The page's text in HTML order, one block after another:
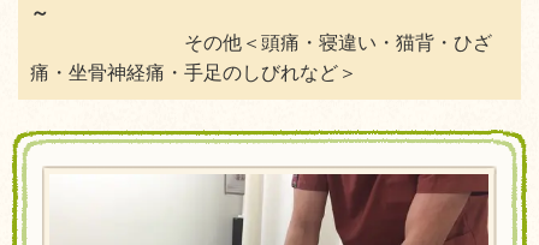
～
その他＜ 頭痛・寝違い・猫背・ひざ
痛・坐骨神経痛・手足のしびれなど＞